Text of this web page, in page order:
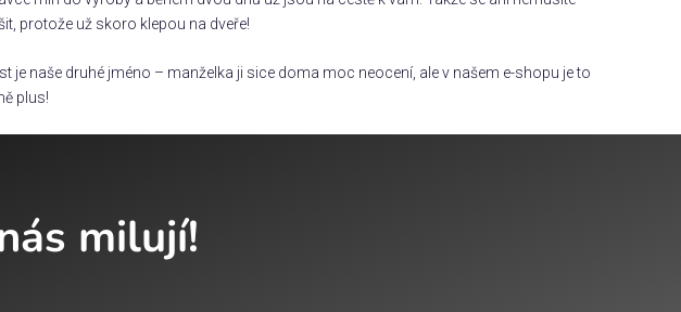
protože už skoro klepou na dveře!
je naše druhé jméno – manželka ji sice doma moc neocení, ale v našem e-shopu je to
plus!
milují!